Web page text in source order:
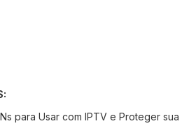
para Usar com IPTV e Proteger sua